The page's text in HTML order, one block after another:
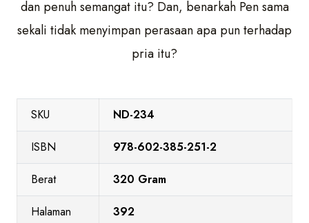
dan penuh semangat itu? Dan, benarkah Pen sama
sekali tidak menyimpan perasaan apa pun terhadap
pria itu?
SKU ND-234
ISBN 978-602-385-251-2
Berat 320 Gram
Halaman 392